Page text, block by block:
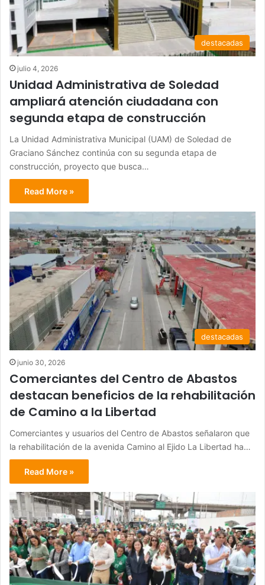
destacadas
julio 4, 2026
Unidad Administrativa de Soledad
ampliará atención ciudadana con
segunda etapa de construcción
La Unidad Administrativa Municipal (UAM) de Soledad de
Graciano Sánchez continúa con su segunda etapa de
construcción, proyecto que busca…
Read More »
destacadas
junio 30, 2026
Comerciantes del Centro de Abastos
destacan beneficios de la rehabilitación
de Camino a la Libertad
Comerciantes y usuarios del Centro de Abastos señalaron que
la rehabilitación de la avenida Camino al Ejido La Libertad ha…
Read More »